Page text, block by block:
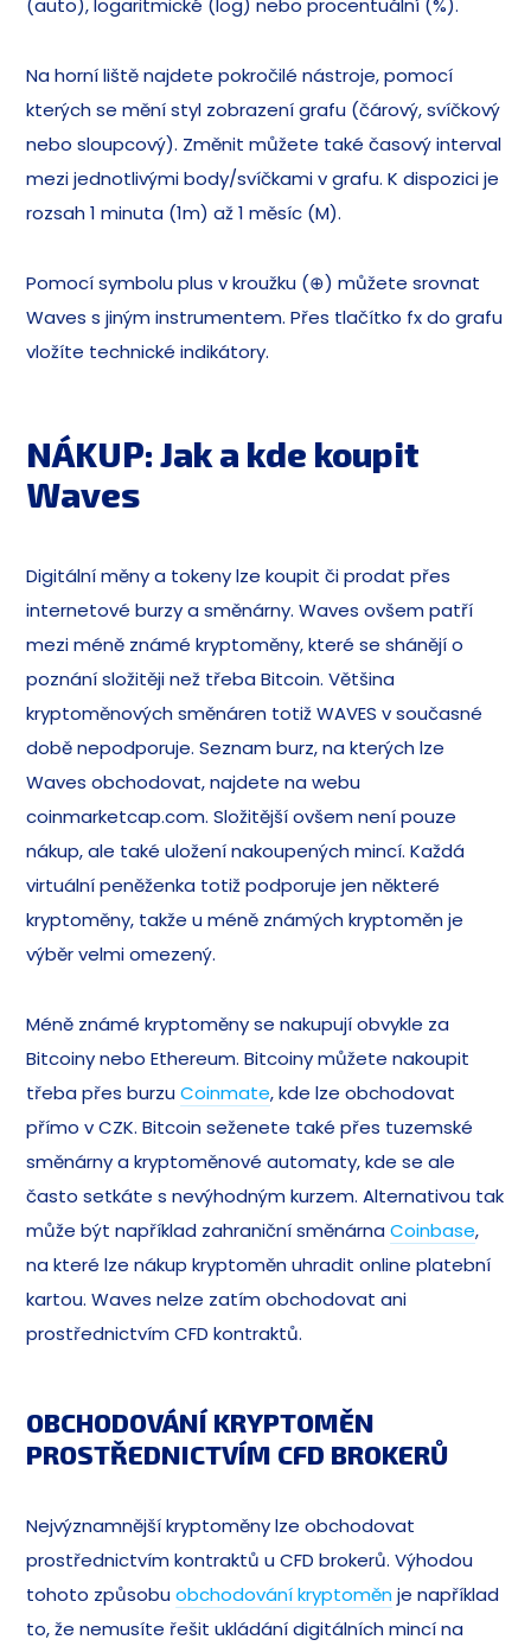
(auto), logaritmické (log) nebo procentuální (%).
Na horní liště najdete pokročilé nástroje, pomocí
kterých se mění styl zobrazení grafu (čárový, svíčkový
nebo sloupcový). Změnit můžete také časový interval
mezi jednotlivými body/svíčkami v grafu. K dispozici je
rozsah 1 minuta (1m) až 1 měsíc (M).
Pomocí symbolu plus v kroužku (⊕) můžete srovnat
Waves s jiným instrumentem. Přes tlačítko fx do grafu
vložíte technické indikátory.
NÁKUP: Jak a kde koupit
Waves
Digitální měny a tokeny lze koupit či prodat přes
internetové burzy a směnárny. Waves ovšem patří
mezi méně známé kryptoměny, které se shánějí o
poznání složitěji než třeba Bitcoin. Většina
kryptoměnových směnáren totiž WAVES v současné
době nepodporuje. Seznam burz, na kterých lze
Waves obchodovat, najdete na webu
coinmarketcap.com. Složitější ovšem není pouze
nákup, ale také uložení nakoupených mincí. Každá
virtuální peněženka totiž podporuje jen některé
kryptoměny, takže u méně známých kryptoměn je
výběr velmi omezený.
Méně známé kryptoměny se nakupují obvykle za
Bitcoiny nebo Ethereum. Bitcoiny můžete nakoupit
třeba přes burzuCoinmate, kde lze obchodovat
přímo v CZK. Bitcoin seženete také přes tuzemské
směnárny a kryptoměnové automaty, kde se ale
často setkáte s nevýhodným kurzem. Alternativou tak
může být například zahraniční směnárnaCoinbase,
na které lze nákup kryptoměn uhradit online platební
kartou. Waves nelze zatím obchodovat ani
prostřednictvím CFD kontraktů.
OBCHODOVÁNÍ KRYPTOMĚN
PROSTŘEDNICTVÍM CFD BROKERŮ
Nejvýznamnější kryptoměny lze obchodovat
prostřednictvím kontraktů u CFD brokerů. Výhodou
tohoto způsobuobchodování kryptoměnje například
to, že nemusíte řešit ukládání digitálních mincí na